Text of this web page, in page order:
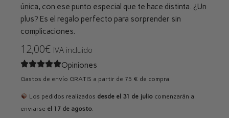
única, con ese punto especial que te hace distinta. ¿Un
plus? Es el regalo perfecto para sorprender sin
complicaciones.
12,00€ IVA incluido
Opiniones
Gastos de envío GRATIS a partir de 75 € de compra.
Los pedidos realizados desde el 31 de juliocomenzarán a
enviarse el 17 de agosto